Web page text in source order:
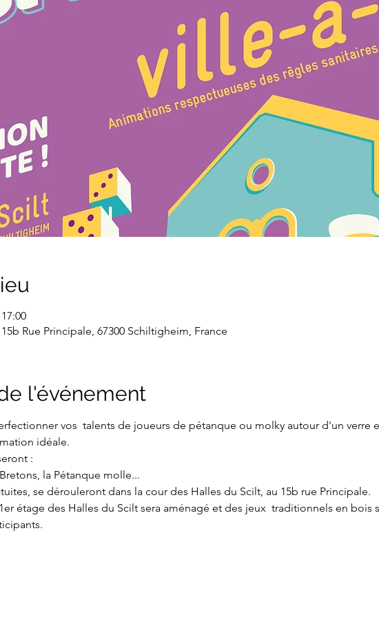
Rue Principale, 67300 Schiltigheim, France
l'événement
vos  talents de joueurs de pétanque ou molky autour d'un verre
idéale.
:
la Pétanque molle...
se dérouleront dans la cour des Halles du Scilt, au 15b rue Principale.
étage des Halles du Scilt sera aménagé et des jeux  traditionnels en bois